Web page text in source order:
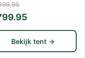
Bekijk tent →